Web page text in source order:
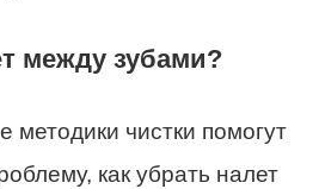
между зубами?
чистки помогут
как убрать налет